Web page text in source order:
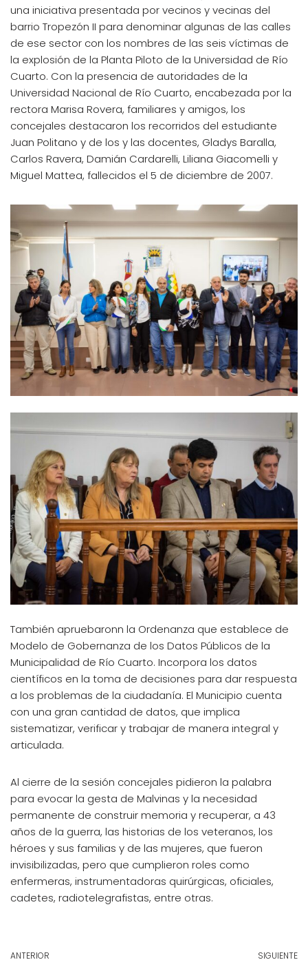
una iniciativa presentada por vecinos y vecinas del
barrio Tropezón II para denominar algunas de las calles
de ese sector con los nombres de las seis víctimas de
la explosión de la Planta Piloto de la Universidad de Río
Cuarto. Con la presencia de autoridades de la
Universidad Nacional de Río Cuarto, encabezada por la
rectora Marisa Rovera, familiares y amigos, los
concejales destacaron los recorridos del estudiante
Juan Politano y de los y las docentes, Gladys Baralla,
Carlos Ravera, Damián Cardarelli, Liliana Giacomelli y
Miguel Mattea, fallecidos el 5 de diciembre de 2007.
También apruebaronn la Ordenanza que establece de
Modelo de Gobernanza de los Datos Públicos de la
Municipalidad de Río Cuarto. Incorpora los datos
científicos en la toma de decisiones para dar respuesta
a los problemas de la ciudadanía. El Municipio cuenta
con una gran cantidad de datos, que implica
sistematizar, verificar y trabajar de manera integral y
articulada.
Al cierre de la sesión concejales pidieron la palabra
para evocar la gesta de Malvinas y la necesidad
permanente de construir memoria y recuperar, a 43
años de la guerra, las historias de los veteranos, los
héroes y sus familias y de las mujeres, que fueron
invisibilizadas, pero que cumplieron roles como
enfermeras, instrumentadoras quirúrgicas, oficiales,
cadetes, radiotelegrafistas, entre otras.
ANTERIOR SIGUIENTE